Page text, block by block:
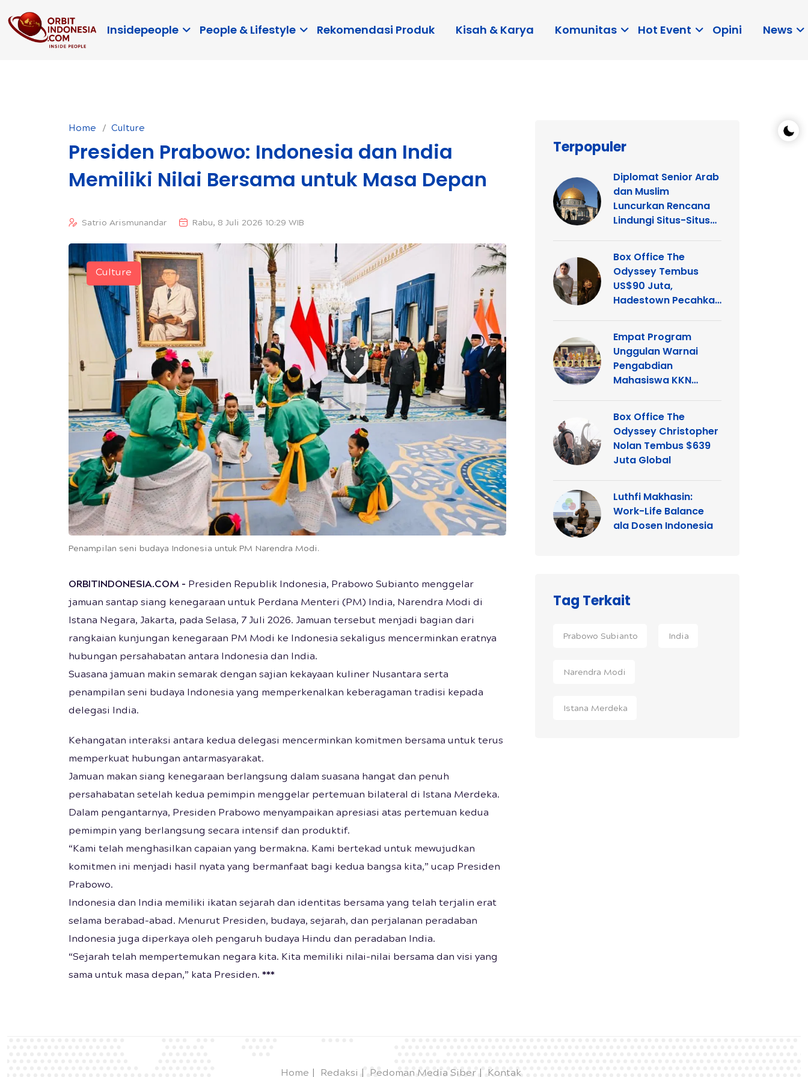
Insidepeople People & Lifestyle Rekomendasi Produk Kisah & Karya Komunitas Hot Event Opini News
Home Culture
Presiden Prabowo: Indonesia dan India
Memiliki Nilai Bersama untuk Masa Depan
Satrio Arismunandar Rabu, 8 Juli 2026 10:29 WIB
Penampilan seni budaya Indonesia untuk PM Narendra Modi.
Culture
ORBITINDONESIA.COM - Presiden Republik Indonesia, Prabowo Subianto menggelar
jamuan santap siang kenegaraan untuk Perdana Menteri (PM) India, Narendra Modi di
Istana Negara, Jakarta, pada Selasa, 7 Juli 2026. Jamuan tersebut menjadi bagian dari
rangkaian kunjungan kenegaraan PM Modi ke Indonesia sekaligus mencerminkan eratnya
hubungan persahabatan antara Indonesia dan India.
Suasana jamuan makin semarak dengan sajian kekayaan kuliner Nusantara serta
penampilan seni budaya Indonesia yang memperkenalkan keberagaman tradisi kepada
delegasi India.
Kehangatan interaksi antara kedua delegasi mencerminkan komitmen bersama untuk terus
memperkuat hubungan antarmasyarakat.
Jamuan makan siang kenegaraan berlangsung dalam suasana hangat dan penuh
persahabatan setelah kedua pemimpin menggelar pertemuan bilateral di Istana Merdeka.
Dalam pengantarnya, Presiden Prabowo menyampaikan apresiasi atas pertemuan kedua
pemimpin yang berlangsung secara intensif dan produktif.
“Kami telah menghasilkan capaian yang bermakna. Kami bertekad untuk mewujudkan
komitmen ini menjadi hasil nyata yang bermanfaat bagi kedua bangsa kita,” ucap Presiden
Prabowo.
Indonesia dan India memiliki ikatan sejarah dan identitas bersama yang telah terjalin erat
selama berabad-abad. Menurut Presiden, budaya, sejarah, dan perjalanan peradaban
Indonesia juga diperkaya oleh pengaruh budaya Hindu dan peradaban India.
“Sejarah telah mempertemukan negara kita. Kita memiliki nilai-nilai bersama dan visi yang
sama untuk masa depan,” kata Presiden. ***
Terpopuler
Diplomat Senior Arab
dan Muslim
Luncurkan Rencana
Lindungi Situs-Situs
dan Kristen di
Yerusalem
Box Office The
Odyssey Tembus
US$90 Juta,
Hadestown Pecahkan
Empat Program
Unggulan Warnai
Pengabdian
Mahasiswa KKN
Kelurahan Ganting
Box Office The
Odyssey Christopher
Nolan Tembus $639
Juta Global
Luthfi Makhasin:
Work-Life Balance
ala Dosen Indonesia
Tag Terkait
Prabowo Subianto India
Narendra Modi
Istana Merdeka
Home Redaksi Pedoman Media Siber Kontak